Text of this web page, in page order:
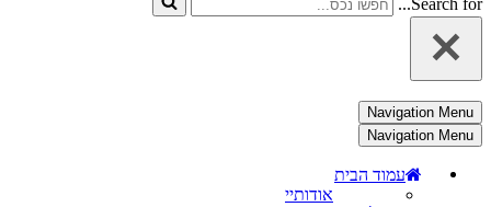
Search for...
Navigation Menu
Navigation Menu
עמוד הבית
אודותיי